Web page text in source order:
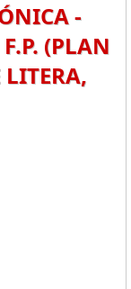
-
(PLAN
LITERA,